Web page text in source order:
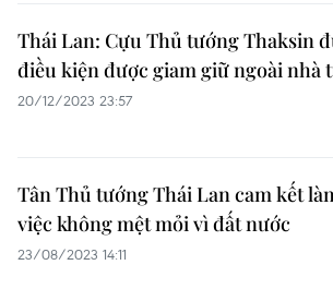
Thái Lan: Cựu Thủ tướng Thaksin
điều kiện được giam giữ ngoài nhà
20/12/2023 23:57
Tân Thủ tướng Thái Lan cam kết
việc không mệt mỏi vì đất nước
23/08/2023 14:11